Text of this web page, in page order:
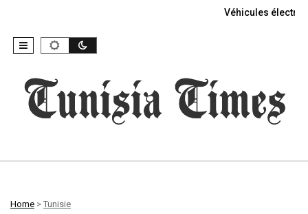
Véhicules
Home > Tunisie